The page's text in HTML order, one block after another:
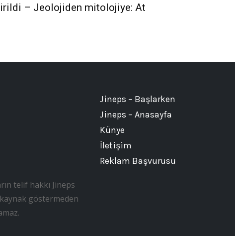
– Jeolojiden mitolojiye: At
telif hakkı Jineps
kaynak göstermeden
Jineps – Başlarken
Jineps – Anasayfa
Künye
İletişim
Reklam Başvurusu